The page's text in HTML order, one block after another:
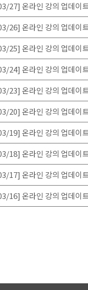
27] 온라인 강의 업데이
26] 온라인 강의 업데이
25] 온라인 강의 업데이
24] 온라인 강의 업데이
23] 온라인 강의 업데이
20] 온라인 강의 업데이
19] 온라인 강의 업데이
18] 온라인 강의 업데이
17] 온라인 강의 업데이
16] 온라인 강의 업데이